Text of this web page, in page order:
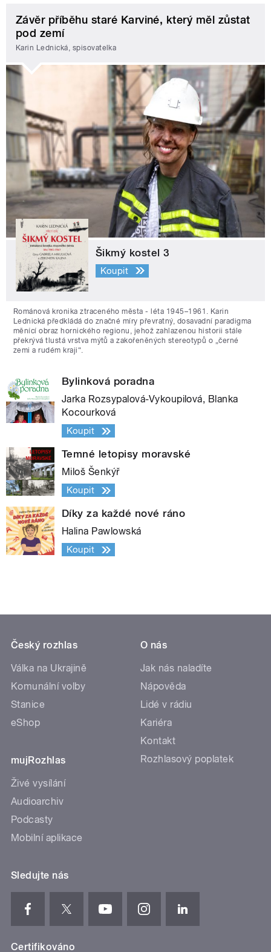
Závěr příběhu staré Karviné, který měl zůstat
pod zemí
Karin Lednická, spisovatelka
Šikmý kostel 3
Koupit
Románová kronika ztraceného města - léta 1945–1961. Karin
Lednická předkládá do značné míry převratný, dosavadní paradigma
měnící obraz hornického regionu, jehož zahlazenou historii stále
překrývá tlustá vrstva mýtů a zakořeněných stereotypů o „černé
zemi a rudém kraji“.
Bylinková poradna
Jarka Rozsypalová-Vykoupilová, Blanka
Kocourková
Koupit
Temné letopisy moravské
Miloš Šenkýř
Koupit
Díky za každé nové ráno
Halina Pawlowská
Koupit
Český rozhlas
Válka na Ukrajině
Komunální volby
Stanice
eShop
mujRozhlas
Živé vysílání
Audioarchiv
Podcasty
Mobilní aplikace
O nás
Jak nás naladíte
Nápověda
Lidé v rádiu
Kariéra
Kontakt
Rozhlasový poplatek
Sledujte nás
Certifikováno